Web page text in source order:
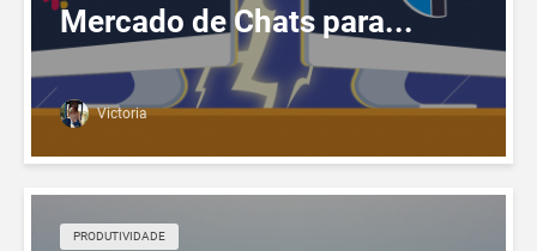
Mercado de Chats para...
Victoria
PRODUTIVIDADE